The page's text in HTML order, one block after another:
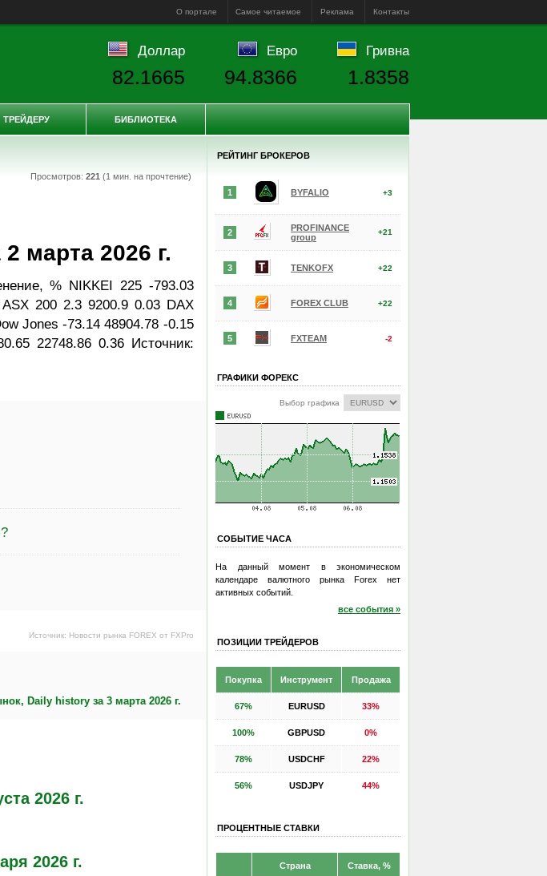
О портале Самое читаемое Реклама Контакты
Просмотров: 221 (1 мин. на прочтение)
марта 2026 г.
% NIKKEI 225 -793.03
200 2.3 9200.9 0.03 DAX
Jones -73.14 48904.78 -0.15
22748.86 0.36 Источник:
Источник: Новости рынка FOREX от FXPro
Daily history за 3 марта 2026 г.
2026 г.
2026 г.
РЕЙТИНГ БРОКЕРОВ
1 BYFALIO +3
2
PROFINANCE
group
+21
3 TENKOFX +22
4 FOREX CLUB +22
5 FXTEAM -2
ГРАФИКИ ФОРЕКС
Выбор графика
СОБЫТИЕ ЧАСА
На данный момент в экономическом
календаре валютного рынка Forex нет
активных событий.
все события »
ПОЗИЦИИ ТРЕЙДЕРОВ
Покупка Инструмент Продажа
67% EURUSD 33%
100% GBPUSD 0%
78% USDCHF 22%
56% USDJPY 44%
ПРОЦЕНТНЫЕ СТАВКИ
Страна Ставка, %
Доллар
82.1665
Евро
94.8366
Гривна
1.8358
ТРЕЙДЕРУ БИБЛИОТЕКА